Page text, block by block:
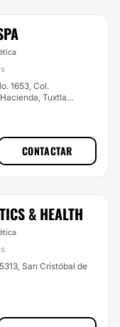
1653, Col.
Tuxtla
CONTACTAR
& HEALTH
San Cristóbal de